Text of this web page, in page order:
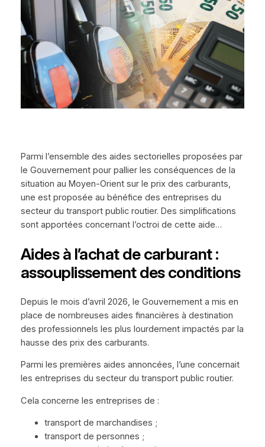
Parmi l’ensemble des aides sectorielles proposées par
le Gouvernement pour pallier les conséquences de la
situation au Moyen-Orient sur le prix des carburants,
une est proposée au bénéfice des entreprises du
secteur du transport public routier. Des simplifications
sont apportées concernant l’octroi de cette aide…
Aides à l’achat de carburant :
assouplissement des conditions
Depuis le mois d’avril 2026, le Gouvernement a mis en
place de nombreuses aides financières à destination
des professionnels les plus lourdement impactés par la
hausse des prix des carburants.
Parmi les premières aides annoncées, l’une concernait
les entreprises du secteur du transport public routier.
Cela concerne les entreprises de :
transport de marchandises ;
transport de personnes ;